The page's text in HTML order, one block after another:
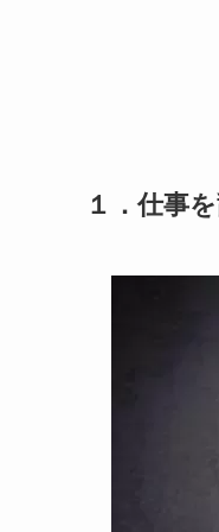
１．仕事